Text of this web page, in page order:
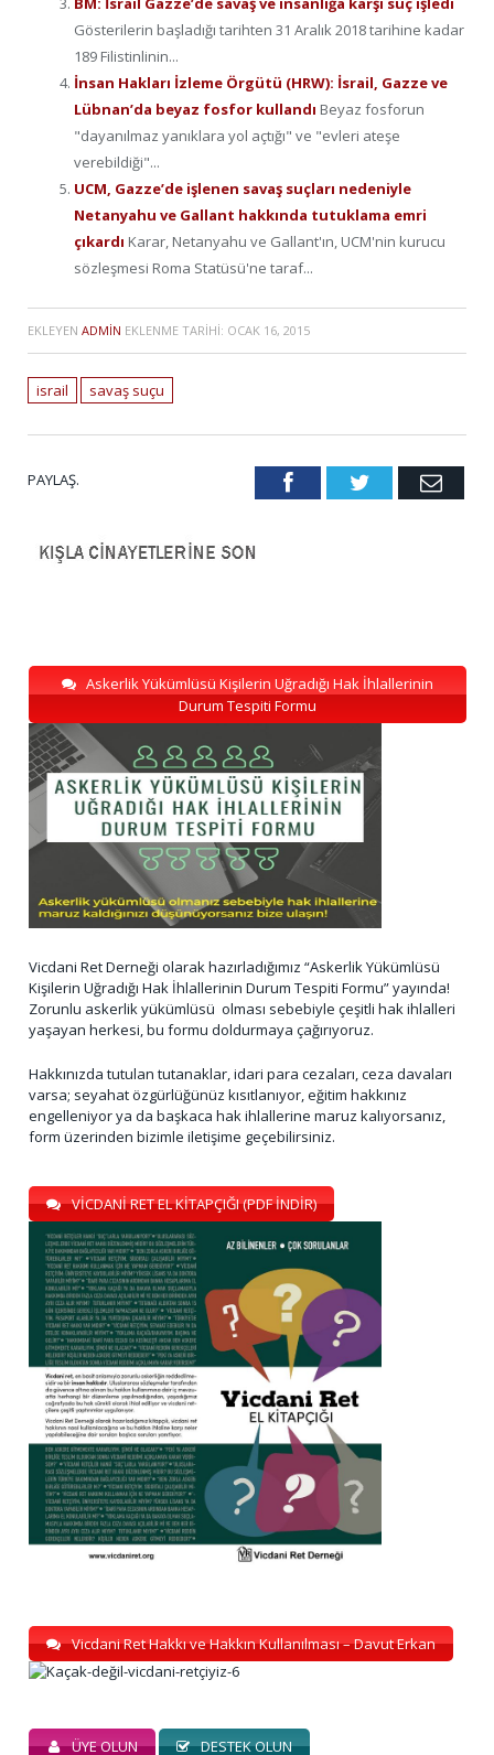
Gösterilerin başladığı tarihten 31 Aralık 2018 tarihine kadar
189 Filistinlinin...
İnsan Hakları İzleme Örgütü (HRW): İsrail, Gazze ve
Lübnan’da beyaz fosfor kullandı Beyaz fosforun
"dayanılmaz yanıklara yol açtığı" ve "evleri ateşe
verebildiği"...
UCM, Gazze’de işlenen savaş suçları nedeniyle
Netanyahu ve Gallant hakkında tutuklama emri
çıkardı Karar, Netanyahu ve Gallant'ın, UCM'nin kurucu
sözleşmesi Roma Statüsü'ne taraf...
EKLEYEN ADMIN EKLENME TARIHI: OCAK 16, 2015
israil savaş suçu
PAYLAŞ. FacebookTwitter Email
Askerlik Yükümlüsü Kişilerin Uğradığı Hak İhlallerinin
Durum Tespiti Formu
Vicdani Ret Derneği olarak hazırladığımız “Askerlik Yükümlüsü
Kişilerin Uğradığı Hak İhlallerinin Durum Tespiti Formu” yayında!
Zorunlu askerlik yükümlüsü olması sebebiyle çeşitli hak ihlalleri
yaşayan herkesi, bu formu doldurmaya çağırıyoruz.
Hakkınızda tutulan tutanaklar, idari para cezaları, ceza davaları
varsa; seyahat özgürlüğünüz kısıtlanıyor, eğitim hakkınız
engelleniyor ya da başkaca hak ihlallerine maruz kalıyorsanız,
form üzerinden bizimle iletişime geçebilirsiniz.
VİCDANİ RET EL KİTAPÇIĞI (PDF İNDİR)
Vicdani Ret Hakkı ve Hakkın Kullanılması – Davut Erkan
ÜYE OLUN DESTEK OLUN